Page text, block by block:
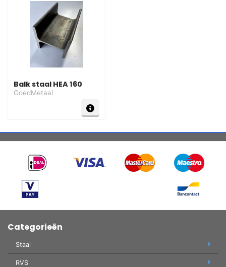
Balk staal HEA 160
GoedMetaal
Categorieën
Staal
RVS